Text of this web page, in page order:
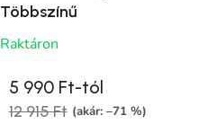
Többszínű
Raktáron
5 990 Ft-tól
12 915 Ft (akár: –71 %)